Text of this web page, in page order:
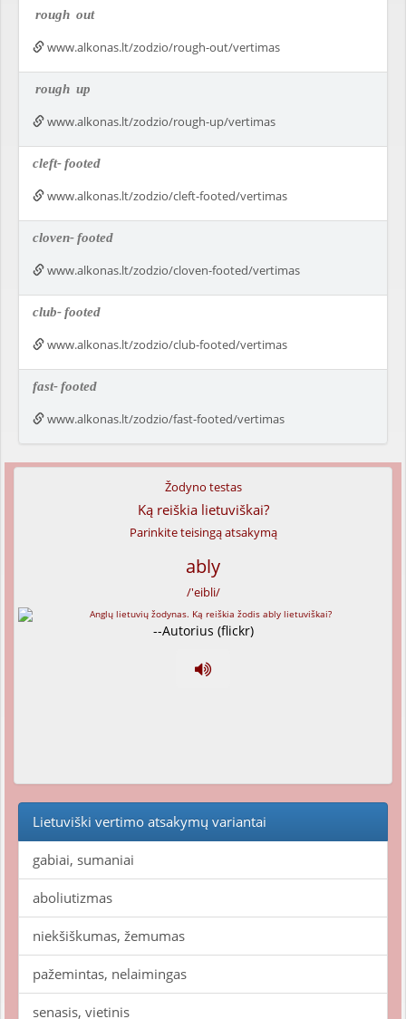
rough out
www.alkonas.lt/zodzio/rough-out/vertimas
rough up
www.alkonas.lt/zodzio/rough-up/vertimas
cleft-footed
www.alkonas.lt/zodzio/cleft-footed/vertimas
cloven-footed
www.alkonas.lt/zodzio/cloven-footed/vertimas
club-footed
www.alkonas.lt/zodzio/club-footed/vertimas
fast-footed
www.alkonas.lt/zodzio/fast-footed/vertimas
Žodyno testas
Ką reiškia lietuviškai?
Parinkite teisingą atsakymą
ably
/'eibli/
--Autorius (flickr)
Lietuviški vertimo atsakymų variantai
gabiai, sumaniai
aboliutizmas
niekšiškumas, žemumas
pažemintas, nelaimingas
senasis, vietinis